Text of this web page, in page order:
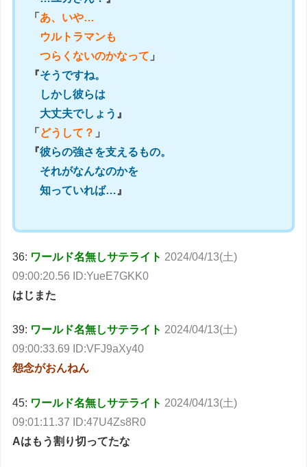
「 あ、いや…
ウルトラマンも
つらくないのかなって 」
『そうですね。
しかし彼らは
大丈夫でしょう 』
「 どうして？ 」
『彼らの強さを支えるもの。
それがなんなのかを
知っていれば… 』
36: ワールド名無しサテライト 2024/04/13(土)
09:00:20.56 ID:YueE7GKK0
はじまた
39: ワールド名無しサテライト 2024/04/13(土)
09:00:33.69 ID:VFJ9aXy40
怨念がおんねん
45: ワールド名無しサテライト 2024/04/13(土)
09:01:11.37 ID:47U4Zs8R0
Aはもう割り切ってたな